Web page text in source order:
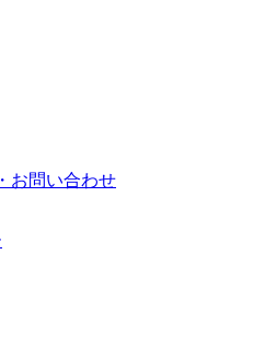
お問い合わせ